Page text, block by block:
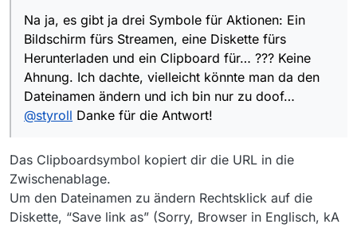
Na ja, es gibt ja drei Symbole für Aktionen: Ein
Bildschirm fürs Streamen, eine Diskette fürs
Herunterladen und ein Clipboard für… ??? Keine
Ahnung. Ich dachte, vielleicht könnte man da den
Dateinamen ändern und ich bin nur zu doof…
@styroll Danke für die Antwort!
Das Clipboardsymbol kopiert dir die URL in die
Zwischenablage.
Um den Dateinamen zu ändern Rechtsklick auf die
Diskette, “Save link as” (Sorry, Browser in Englisch, kA